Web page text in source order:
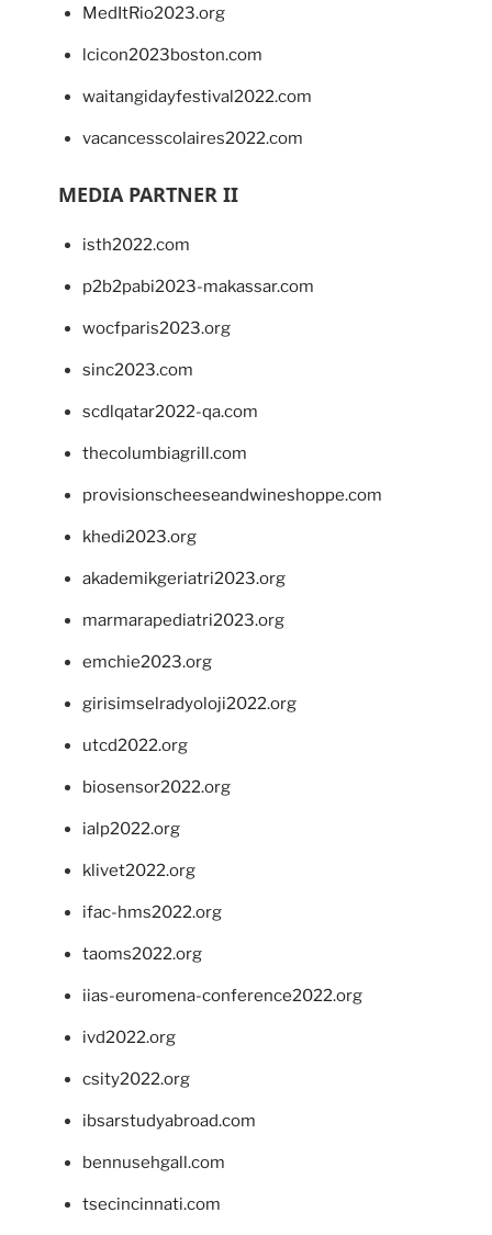
MedItRio2023.org
lcicon2023boston.com
waitangidayfestival2022.com
vacancesscolaires2022.com
MEDIA PARTNER II
isth2022.com
p2b2pabi2023-makassar.com
wocfparis2023.org
sinc2023.com
scdlqatar2022-qa.com
thecolumbiagrill.com
provisionscheeseandwineshoppe.com
khedi2023.org
akademikgeriatri2023.org
marmarapediatri2023.org
emchie2023.org
girisimselradyoloji2022.org
utcd2022.org
biosensor2022.org
ialp2022.org
klivet2022.org
ifac-hms2022.org
taoms2022.org
iias-euromena-conference2022.org
ivd2022.org
csity2022.org
ibsarstudyabroad.com
bennusehgall.com
tsecincinnati.com